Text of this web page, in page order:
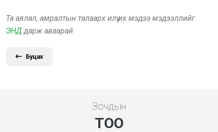
Та аялал, амралтын талаарх илүү их мэдээ мэдээллийг
ЭНД дарж аваарай
Буцах
Зочдын
ТОО